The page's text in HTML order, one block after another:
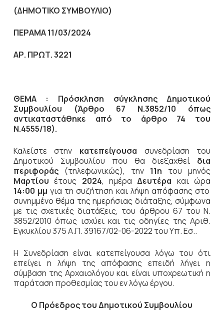
(ΔΗΜΟΤΙΚΟ ΣΥΜΒΟΥΛΙΟ)
ΠΕΡΑΜΑ 11/03/2024
ΑΡ. ΠΡΩΤ. 3221
ΘΕΜΑ : Πρόσκληση σύγκλησης Δημοτικού
Συμβουλίου (Άρθρο 67 Ν.3852/10
όπως
αντικαταστάθηκε από το άρθρο 74 του
Ν.4555/18).
Καλείστε στην κατεπείγουσα συνεδρίαση του
Δημοτικού Συμβουλίου που θα διεξαχθεί δια
περιφοράς(τηλεφωνικώς), την 11η του μηνός
Μαρτίου έτους 2024, ημέραΔευτέρα και ώρα
14:00 μμγια τη συζήτηση και λήψη απόφασης στο
συνημμένο θέμα της ημερήσιας διάταξης, σύμφωνα
με τις σχετικές διατάξεις, του άρθρου 67 του Ν.
3852/2010 όπως ισχύει και τις οδηγίες της Αριθ.
Εγκυκλίου 375 Α.Π. 39167/02-06-2022 του Υπ. Εσ..
Η Συνεδρίαση είναι κατεπείγουσα λόγω του ότι
επείγει η λήψη της απόφασης επειδή λήγει η
σύμβαση της Αρχαιολόγου και είναι υποχρεωτική η
παράταση προθεσμίας του εν λόγω έργου.
Ο Πρόεδρος του Δημοτικού Συμβουλίου